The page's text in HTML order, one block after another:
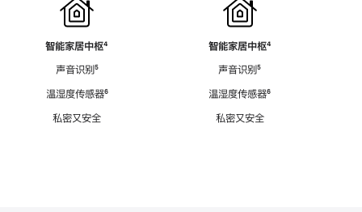
智能家居中枢脚
⁴
声音识别脚
⁵
温湿度传感器脚
⁶
私密又安全
智能家居中枢脚
⁴
声音识别脚
⁵
温湿度传感器脚
⁶
私密又安全